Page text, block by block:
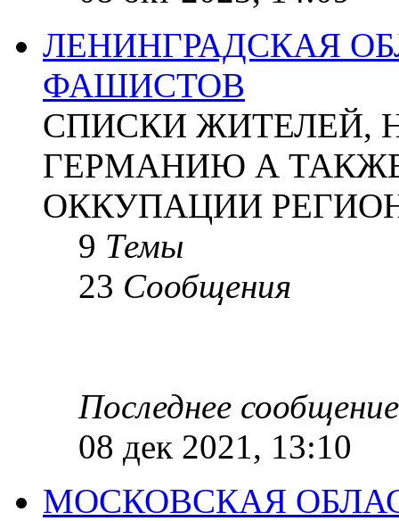
ЛЕНИНГРАДСКАЯ
ФАШИСТОВ
СПИСКИ ЖИТЕЛЕЙ,
ГЕРМАНИЮ А
ОККУПАЦИИ
9 Темы
23 Сообщения
Последнее сообщение
08 дек 2021, 13:10
МОСКОВСКАЯ